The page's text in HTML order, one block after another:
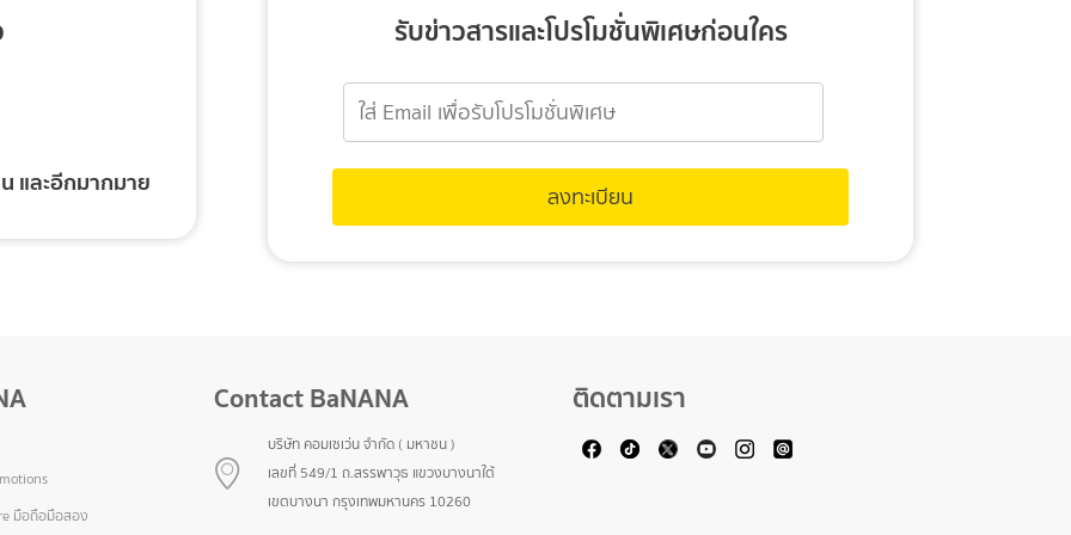
และอีกมากมาย
รับข่าวสารและโปรโมชั่นพิเศษก่อนใคร
มือถือมือสอง
Contact BaNANA
บริษัท คอมเซเว่น จำกัด ( มหาชน )
เลขที่ 549/1 ถ.สรรพาวุธ แขวงบางนาใต้
เขตบางนา กรุงเทพมหานคร 10260
ติดตามเรา